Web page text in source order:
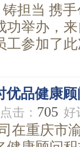
担当 携
功举办，
工参加了
优品健康
点击： 705 好
在重庆市